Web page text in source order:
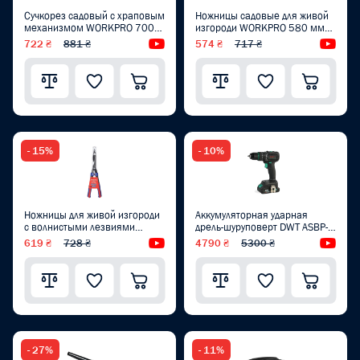
Сучкорез садовый с храповым
механизмом WORKPRO 700
мм PRO WP332020
722 ₴ 881 ₴ Видеообзор
Ножницы садовые для живой
изгороди WORKPRO 580 мм
PRO WP332016
574 ₴ 717 ₴
- 15%
Ножницы для живой изгороди
с волнистыми лезвиями
WORKPRO 580 мм PRO
619 ₴ 728 ₴ Видеообзор
- 10%
Аккумуляторная ударная
дрель-шуруповерт DWT ASBP-
20 DNG-2 BMC
4790 ₴ 5300 ₴
- 27% - 11%